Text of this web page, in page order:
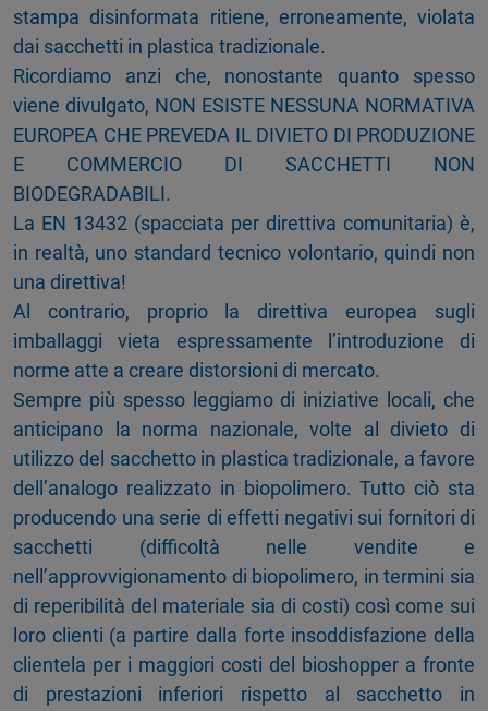
stampa disinformata ritiene, erroneamente, violata
dai sacchetti in plastica tradizionale.
Ricordiamo anzi che, nonostante quanto spesso
viene divulgato, NON ESISTE NESSUNA NORMATIVA
EUROPEA CHE PREVEDA IL DIVIETO DI PRODUZIONE
E COMMERCIO DI SACCHETTI NON
BIODEGRADABILI.
La EN 13432 (spacciata per direttiva comunitaria) è,
in realtà, uno standard tecnico volontario, quindi non
una direttiva!
Al contrario, proprio la direttiva europea sugli
imballaggi vieta espressamente l’introduzione di
norme atte a creare distorsioni di mercato.
Sempre più spesso leggiamo di iniziative locali, che
anticipano la norma nazionale, volte al divieto di
utilizzo del sacchetto in plastica tradizionale, a favore
dell’analogo realizzato in biopolimero. Tutto ciò sta
producendo una serie di effetti negativi sui fornitori di
sacchetti (difficoltà nelle vendite e
nell’approvvigionamento di biopolimero, in termini sia
di reperibilità del materiale sia di costi) così come sui
loro clienti (a partire dalla forte insoddisfazione della
clientela per i maggiori costi del bioshopper a fronte
di prestazioni inferiori rispetto al sacchetto in